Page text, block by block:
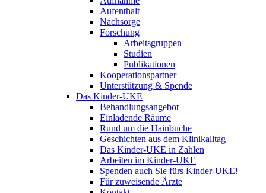
Aufenthalt
Nachsorge
Forschung
Arbeitsgruppen
Studien
Publikationen
Kooperationspartner
Unterstützung & Spende
Das Kinder-UKE
Behandlungsangebot
Einladende Räume
Rund um die Hainbuche
Geschichten aus dem Klinikalltag
Das Kinder-UKE in Zahlen
Arbeiten im Kinder-UKE
Spenden auch Sie fürs Kinder-UKE!
Für zuweisende Ärzte